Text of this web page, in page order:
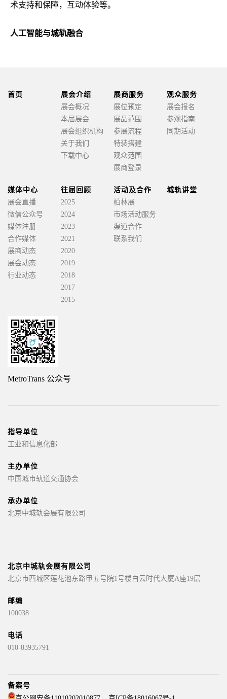
术支持和保障，互动体验等。
人工智能与城轨融合
首页
展会介绍
展会概况
本届展会
展会组织机构
关于我们
下载中心
展商服务
展位预定
展品范围
参展流程
特装搭建
观众范围
展商登录
观众服务
展会报名
参观指南
同期活动
媒体中心
展会直播
微信公众号
媒体注册
合作媒体
展商动态
展会动态
行业动态
往届回顾
2025
2024
2023
2021
2020
2019
2018
2017
2015
活动及合作
柏林展
市场活动服务
渠道合作
联系我们
城轨讲堂
MetroTrans 公众号
指导单位
工业和信息化部
主办单位
中国城市轨道交通协会
承办单位
北京中城轨会展有限公司
北京中城轨会展有限公司
北京市西城区莲花池东路甲五号院1号楼白云时代大厦A座19层
邮编
100038
电话
010-83935791
备案号